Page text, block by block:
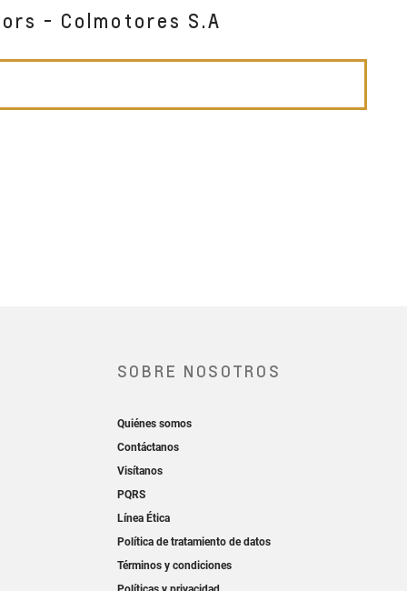
- Colmotores S.A